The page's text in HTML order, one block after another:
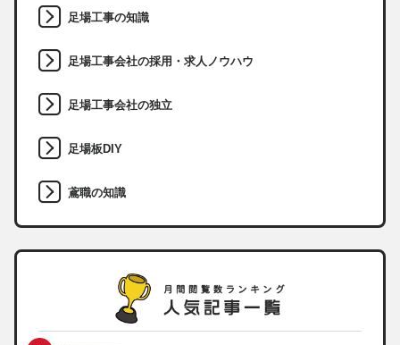
足場工事の知識
足場工事会社の採用・求人ノウハウ
足場工事会社の独立
足場板DIY
鳶職の知識